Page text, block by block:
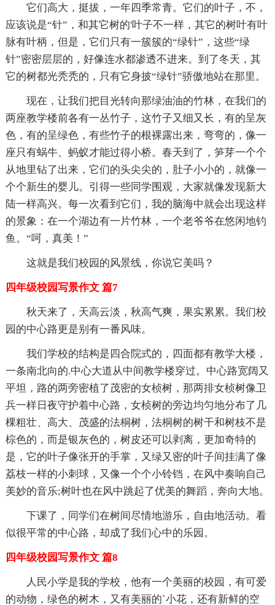
它们高大，挺拔，一年四季常青。它们的叶子，不，
应该说是“针”，和其它树的'叶子不一样，其它的树叶有叶
脉有叶柄，但是，它们只有一簇簇的“绿针”，这些“绿
针”密密层层的，好像连水都渗透不进来。到了冬天，其
它的树都光秃秃的，只有它身披“绿针”骄傲地站在那里。
现在，让我们把目光转向那绿油油的竹林，在我们的
两座教学楼前各有一丛竹子，这竹子又细又长，有的呈灰
色，有的呈绿色，有些竹子的根裸露出来，弯弯的，像一
座只有蜗牛、蚂蚁才能过得小桥。春天到了，笋芽一个个
从地里钻了出来，它们的头尖尖的，肚子小小的，就像一
个个新生的婴儿。引得一些同学围观，大家就像发现新大
陆一样高兴。每一次看到它们，我的脑海中就会出现这样
的景象：在一个湖边有一片竹林，一个老爷爷在悠闲地钓
鱼。“呵，真美！”
这就是我们校园的风景线，你说它美吗？
四年级校园写景作文 篇7
秋天来了，天高云淡，秋高气爽，果实累累。我们校
园的中心路更是别有一番风味。
我们学校的结构是四合院式的，四面都有教学大楼，
一条南北向的.中心大道从中间教学楼穿过。中心路宽阔又
平坦，路的两旁密植了茂密的女桢树，那两排女桢树像卫
兵一样日夜守护着中心路，女桢树的旁边均匀地分布了几
棵粗壮、高大、茂盛的法桐树，法桐树的树干和树枝不是
棕色的，而是银灰色的，树皮还可以剥离，更加奇特的
是，它的叶子像张开的手掌，又绿又密的叶子间挂满了像
荔枝一样的小刺球，又像一个个小铃铛，在风中奏响自己
美妙的音乐;树叶也在风中跳起了优美的舞蹈，奔向大地。
下课了，同学们在树间尽情地游乐，自由地活动。看
似很平常的中心路，却成了我们心中的乐园。
四年级校园写景作文 篇8
人民小学是我的学校，他有一个美丽的校园，有可爱
的动物，绿色的树木，又有美丽的`小花，还有新鲜的空